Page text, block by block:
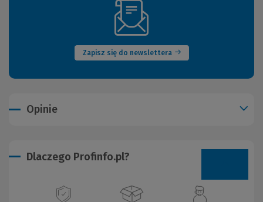
Zapisz się do newslettera
(Nowe
okno)
Opinie
Dlaczego Profinfo.pl?